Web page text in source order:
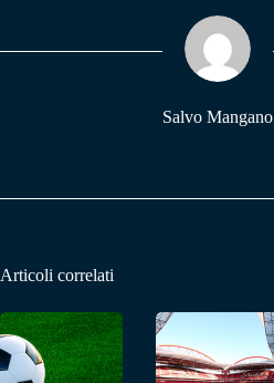
pp m
Salvo Mangano
Articoli correlati